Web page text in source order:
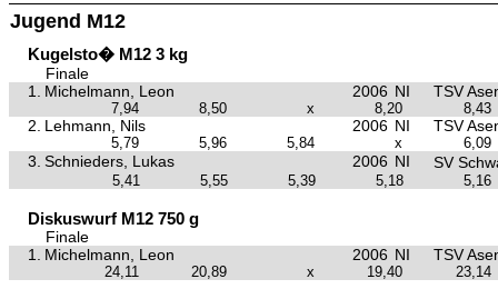
Jugend M12
Kugelsto� M12 3 kg
Finale
1.
Michelmann, Leon 2006 NI TSV
7,94 8,50 x 8,20 8,43
2. Lehmann, Nils 2006 NI TSV
5,79 5,96 5,84 x 6,09
3. Schnieders, Lukas 2006 NI SV
5,41 5,55 5,39 5,18 5,16
Diskuswurf M12 750 g
Finale
1.
Michelmann, Leon 2006 NI TSV
24,11 20,89 x 19,40 23,14